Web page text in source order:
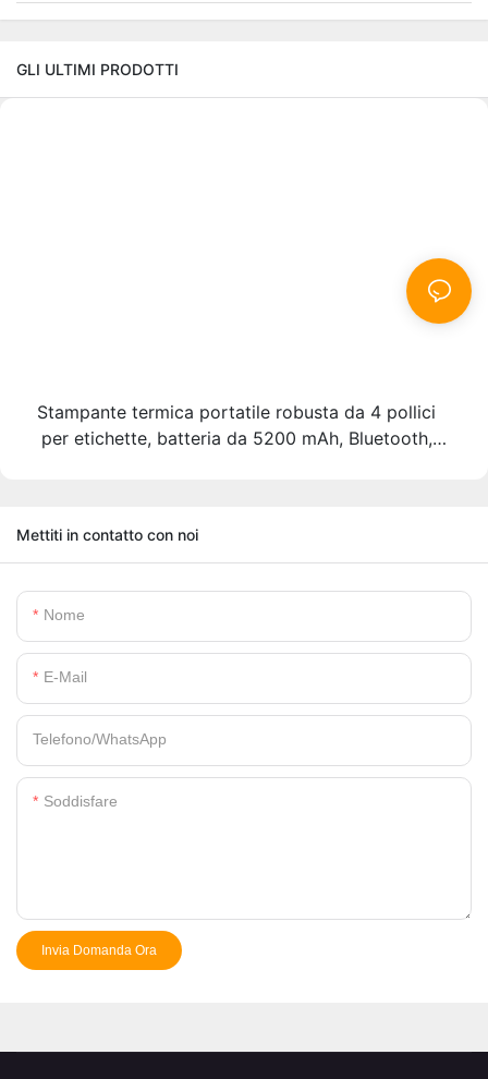
GLI ULTIMI PRODOTTI
Stampante termica portatile robusta da 4 pollici
per etichette, batteria da 5200 mAh, Bluetooth,
Mettiti in contatto con noi
Nome
E-Mail
Telefono/WhatsApp
Soddisfare
Invia Domanda Ora